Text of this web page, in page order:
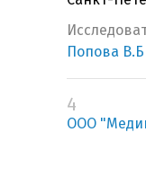
Попова В.Б
4
ООО